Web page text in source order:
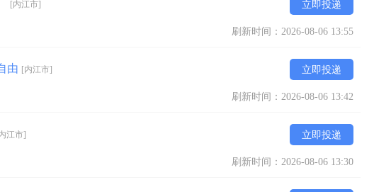
[内江市] 立即投递
刷新时间：2026-08-06 13:55
由 [内江市] 立即投递
刷新时间：2026-08-06 13:42
江市] 立即投递
刷新时间：2026-08-06 13:30